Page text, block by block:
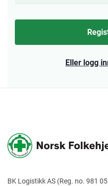
Eller logg
BK Logistikk AS (Reg. no. 981